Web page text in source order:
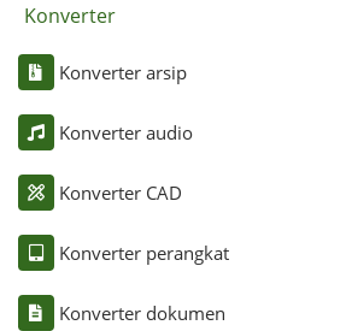
Konverter
Konverter arsip
Konverter audio
Konverter CAD
Konverter perangkat
Konverter dokumen